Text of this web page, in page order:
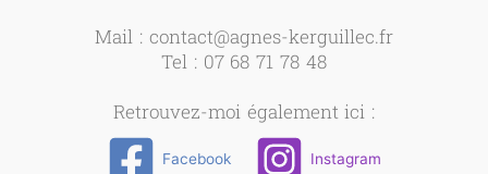
Mail : contact@agnes-kerguillec.fr
Tel : 07 68 71 78 48
Retrouvez-moi également ici :
Facebook Instagram